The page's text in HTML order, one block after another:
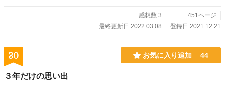
感想数 3
451ページ
最終更新日 2022.03.08
登録日 2021.12.21
30 お気に入り追加 44
３年だけの思い出